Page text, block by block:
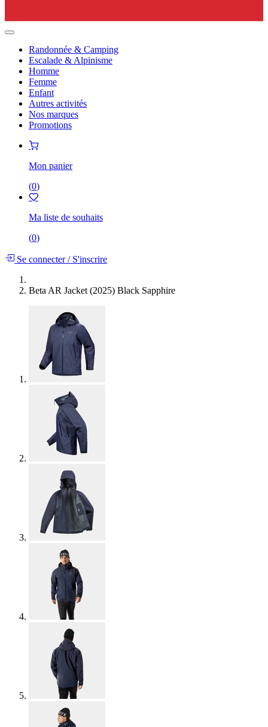
Randonnée & Camping
Escalade & Alpinisme
Homme
Femme
Enfant
Autres activités
Nos marques
Promotions
Mon panier
(0)
Ma liste de souhaits
(0)
Se connecter/S'inscrire
Beta AR Jacket (2025) Black Sapphire